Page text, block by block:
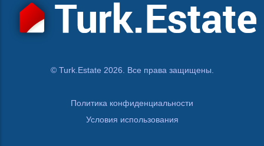
© Turk.Estate 2026. Все права защищены.
Политика конфиденциальности
Условия использования